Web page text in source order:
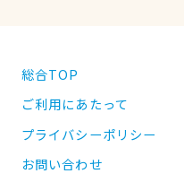
総合TOP
ご利用にあたって
プライバシーポリシー
お問い合わせ